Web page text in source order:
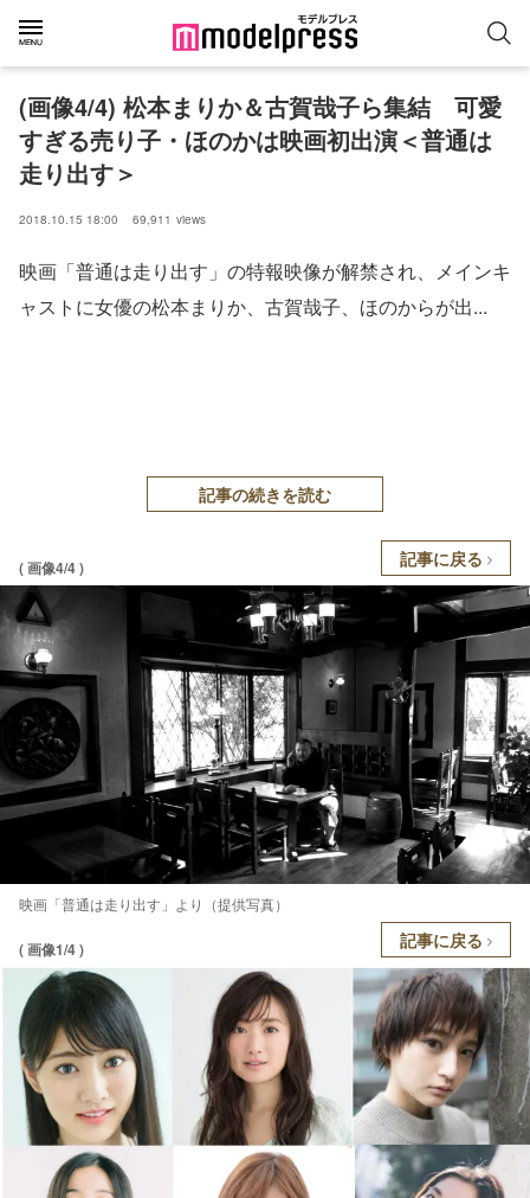
(画像4/4) 松本まりか＆古賀哉子ら集結 可愛
すぎる売り子・ほのかは映画初出演＜普通は
走り出す＞
2018.10.15 18:00 69,911 views
映画「普通は走り出す」の特報映像が解禁され、メインキ
ャストに女優の松本まりか、古賀哉子、ほのからが出...
記事の続きを読む
( 画像4/4 ) 記事に戻る
映画「普通は走り出す」より（提供写真）
( 画像1/4 ) 記事に戻る